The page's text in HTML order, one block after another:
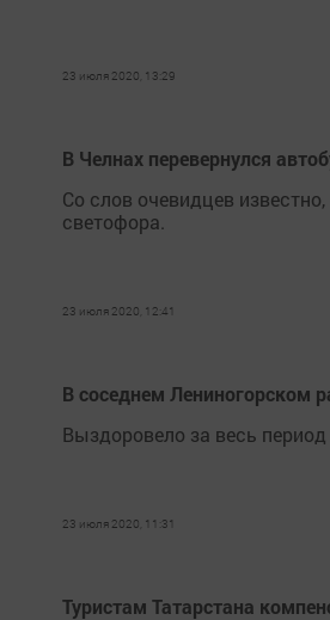
23 июля 2020, 13:29
В Челнах перевернулся
Со слов очевидцев
светофора.
23 июля 2020, 12:41
В соседнем Лениногорском
Выздоровело за весь
23 июля 2020, 11:31
Туристам Татарстана